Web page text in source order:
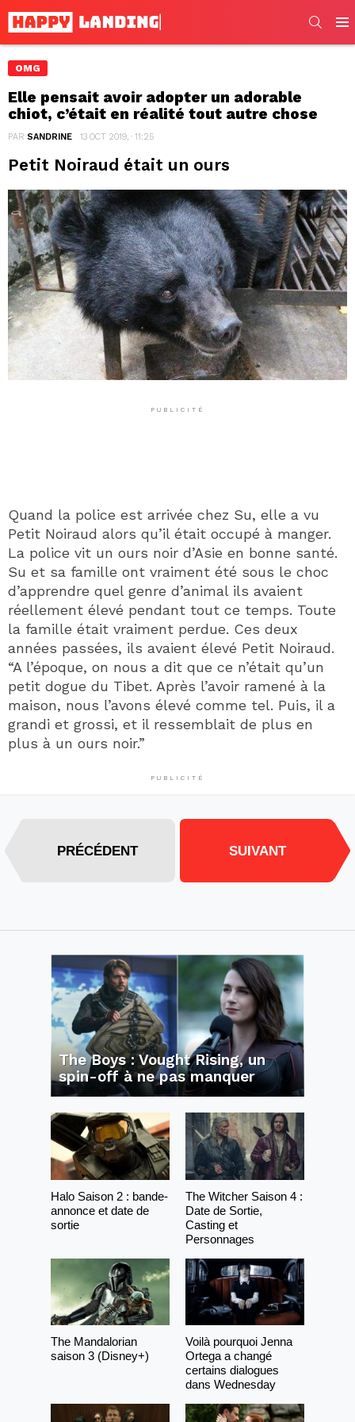
OMG
Elle pensait avoir adopter un adorable
chiot, c’était en réalité tout autre chose
PAR SANDRINE 13 OCT 2019, · 11:25
Petit Noiraud était un ours
PUBLICITÉ
Quand la police est arrivée chez Su, elle a vu
Petit Noiraud alors qu’il était occupé à manger.
La police vit un ours noir d’Asie en bonne santé.
Su et sa famille ont vraiment été sous le choc
d’apprendre quel genre d’animal ils avaient
réellement élevé pendant tout ce temps. Toute
la famille était vraiment perdue. Ces deux
années passées, ils avaient élevé Petit Noiraud.
“A l’époque, on nous a dit que ce n’était qu’un
petit dogue du Tibet. Après l’avoir ramené à la
maison, nous l’avons élevé comme tel. Puis, il a
grandi et grossi, et il ressemblait de plus en
plus à un ours noir.”
PUBLICITÉ
PRÉCÉDENT SUIVANT
The Boys : Vought Rising, un
spin-off à ne pas manquer
Halo Saison 2 : bande-
annonce et date de
sortie
The Witcher Saison 4 :
Date de Sortie,
Casting et
Personnages
The Mandalorian
saison 3 (Disney+)
Voilà pourquoi Jenna
Ortega a changé
certains dialogues
dans Wednesday